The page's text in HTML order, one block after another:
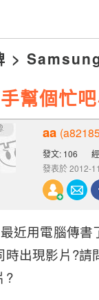
>
幫個忙
aa
發文: 106
發表於 2012-
近用電腦傳書
時出現影片?請
?